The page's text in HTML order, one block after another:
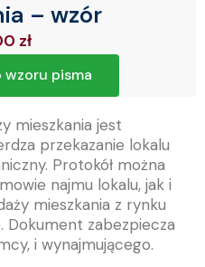
– wzór
zł
pisma
mieszkania jest
przekazanie lokalu
Protokół można
najmu lokalu, jak i
mieszkania z rynku
zabezpiecza
i wynajmującego.